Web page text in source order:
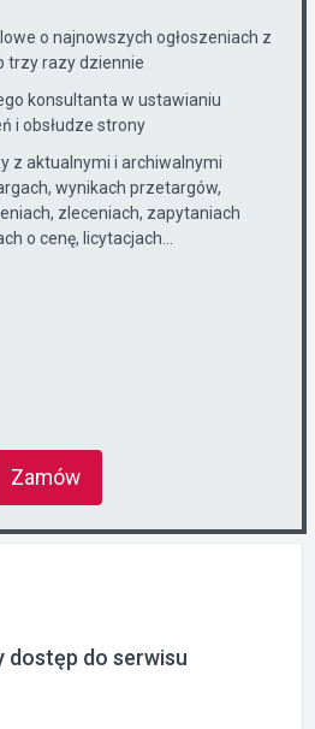
o najnowszych ogłoszeniach z
trzy razy dziennie
konsultanta w ustawianiu
i obsłudze strony
z aktualnymi i archiwalnymi
wynikach przetargów,
zleceniach, zapytaniach
o cenę, licytacjach...
Zamów
dostęp do serwisu